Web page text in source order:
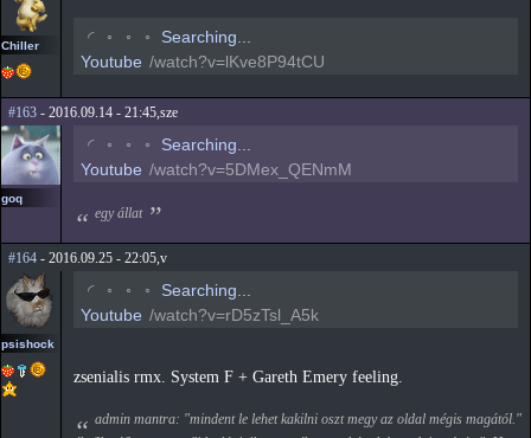
Chiller ◡ ◦ ◦ ◦
Searching...
Youtube /watch?v=lKve8P94tCU
#163 - 2016.09.14 - 21:45,sze
goq
◡ ◦ ◦ ◦
Searching...
Youtube /watch?v=5DMex_QENmM
egy állat
#164 - 2016.09.25 - 22:05,v
psishock
◡ ◦ ◦ ◦
Searching...
Youtube /watch?v=rD5zTsl_A5k
zsenialis rmx. System F + Gareth Emery feeling.
admin mantra: "mindent le lehet kakilni oszt megy az oldal mégis magától."